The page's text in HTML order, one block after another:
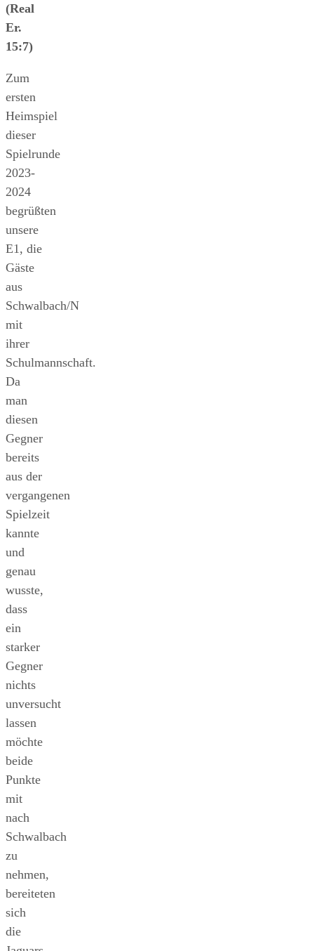
(Real
Er.
15:7)
Zum
ersten
Heimspiel
dieser
Spielrunde
2023-
2024
begrüßten
unsere
E1, die
Gäste
aus
Schwalbach/N
mit
ihrer
Schulmannschaft.
Da
man
diesen
Gegner
bereits
aus der
vergangenen
Spielzeit
kannte
und
genau
wusste,
dass
ein
starker
Gegner
nichts
unversucht
lassen
möchte
beide
Punkte
mit
nach
Schwalbach
zu
nehmen,
bereiteten
sich
die